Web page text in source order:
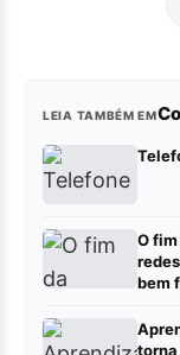
LEIA TAMBÉM EM
O
bem
torna